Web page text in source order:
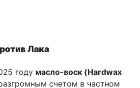
Лака
году масло-воск (Hardwax
счетом в частном